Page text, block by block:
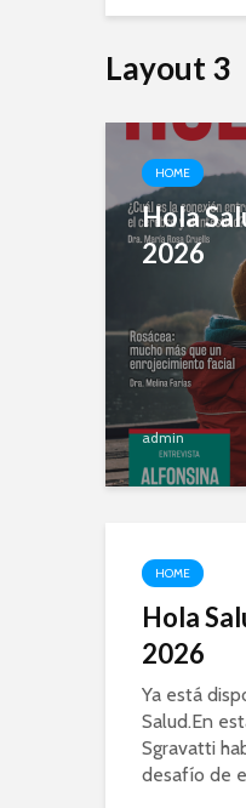
Layout 3
HOME
Hola
2026
admin
HOME
Hola
2026
Ya está
Salud.En
Sgravatti
desafío de